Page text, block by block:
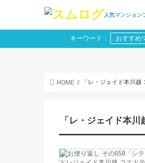
人気マンション
キーワード： おすすめ
HOME 「レ・ジェイド本川
「レ・ジェイド本